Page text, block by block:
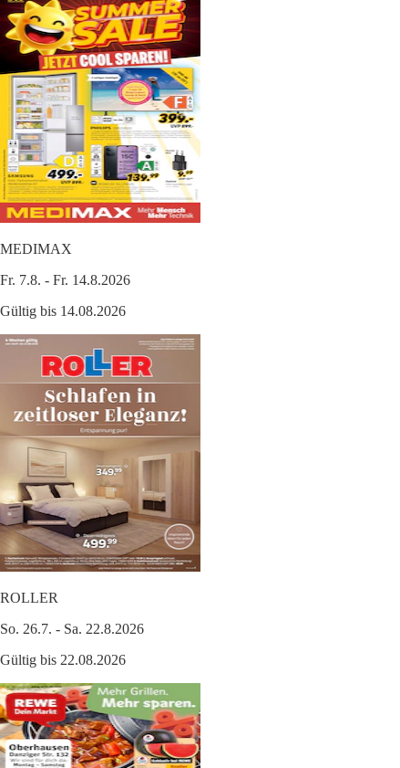
MEDIMAX
Fr. 7.8. - Fr. 14.8.2026
Gültig bis 14.08.2026
ROLLER
So. 26.7. - Sa. 22.8.2026
Gültig bis 22.08.2026